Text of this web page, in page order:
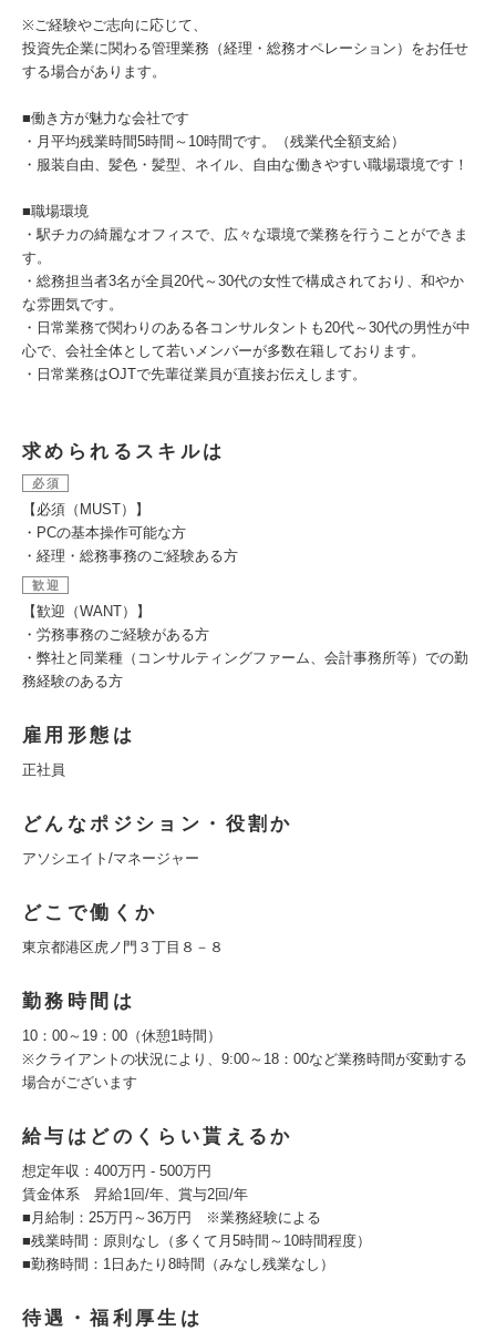
※ご経験やご志向に応じて、
投資先企業に関わる管理業務（経理・総務オペレーション）をお任せ
する場合があります。
■働き方が魅力な会社です
・月平均残業時間5時間～10時間です。（残業代全額支給）
・服装自由、髪色・髪型、ネイル、自由な働きやすい職場環境です！
■職場環境
・駅チカの綺麗なオフィスで、広々な環境で業務を行うことができま
す。
・総務担当者3名が全員20代～30代の女性で構成されており、和やか
な雰囲気です。
・日常業務で関わりのある各コンサルタントも20代～30代の男性が中
心で、会社全体として若いメンバーが多数在籍しております。
・日常業務はOJTで先輩従業員が直接お伝えします。
求められるスキルは
必須
【必須（MUST）】
・PCの基本操作可能な方
・経理・総務事務のご経験ある方
歓迎
【歓迎（WANT）】
・労務事務のご経験がある方
・弊社と同業種（コンサルティングファーム、会計事務所等）での勤
務経験のある方
雇用形態は
正社員
どんなポジション・役割か
アソシエイト/マネージャー
どこで働くか
東京都港区虎ノ門３丁目８－８
勤務時間は
10：00～19：00（休憩1時間）
※クライアントの状況により、9:00～18：00など業務時間が変動する
場合がございます
給与はどのくらい貰えるか
想定年収：400万円 - 500万円
賃金体系 昇給1回/年、賞与2回/年
■月給制：25万円～36万円 ※業務経験による
■残業時間：原則なし（多くて月5時間～10時間程度）
■勤務時間：1日あたり8時間（みなし残業なし）
待遇・福利厚生は